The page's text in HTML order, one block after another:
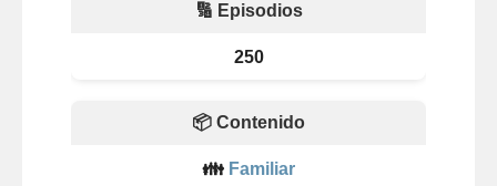
🔢 Episodios
250
📦 Contenido
👪 Familiar